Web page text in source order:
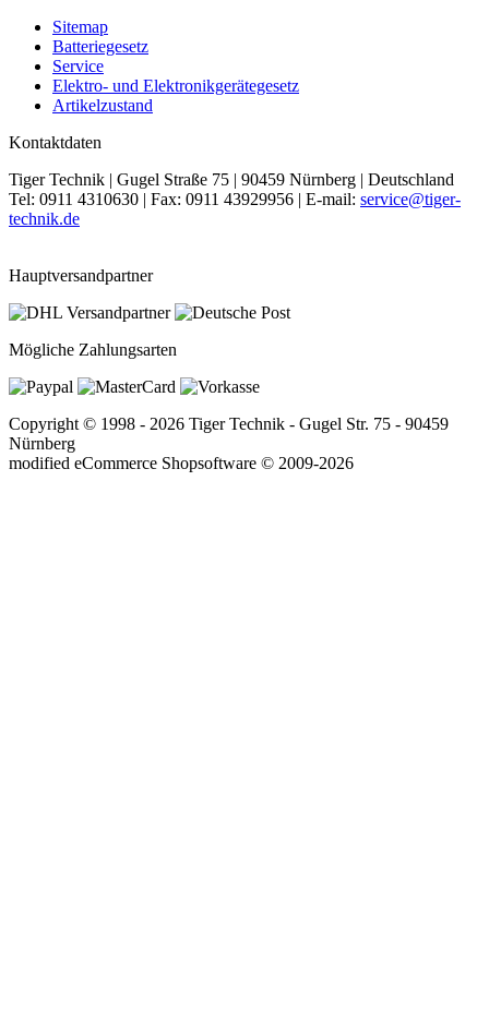
Sitemap
Batteriegesetz
Service
Elektro- und Elektronikgerätegesetz
Artikelzustand
Kontaktdaten
Tiger Technik | Gugel Straße 75 | 90459 Nürnberg | Deutschland
Tel: 0911 4310630 | Fax: 0911 43929956 | E-mail: service@tiger-
technik.de
Hauptversandpartner
Mögliche Zahlungsarten
Copyright © 1998 - 2026 Tiger Technik - Gugel Str. 75 - 90459
Nürnberg
modified eCommerce Shopsoftware © 2009-2026